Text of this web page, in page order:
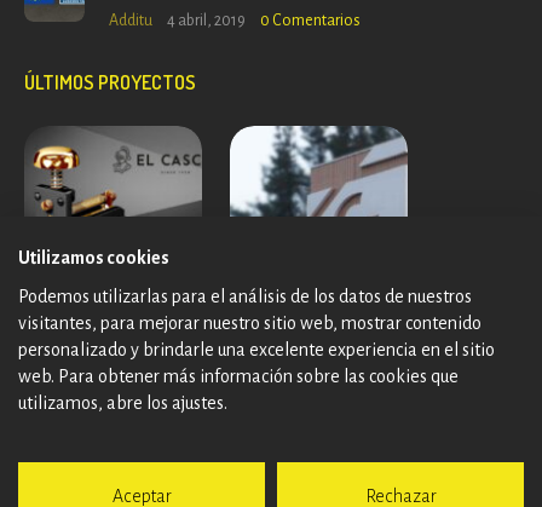
Additu 4 abril, 2019 0 Comentarios
ÚLTIMOS PROYECTOS
Utilizamos cookies
Podemos utilizarlas para el análisis de los datos de nuestros
visitantes, para mejorar nuestro sitio web, mostrar contenido
personalizado y brindarle una excelente experiencia en el sitio
web. Para obtener más información sobre las cookies que
utilizamos, abre los ajustes.
Aceptar Rechazar